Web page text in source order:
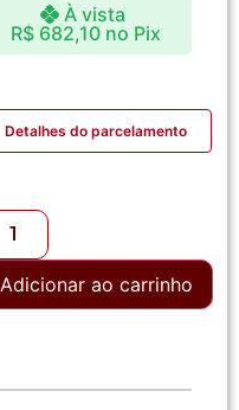
À vista
R$682,10 no Pix
Detalhes do parcelamento
Adicionar ao carrinho